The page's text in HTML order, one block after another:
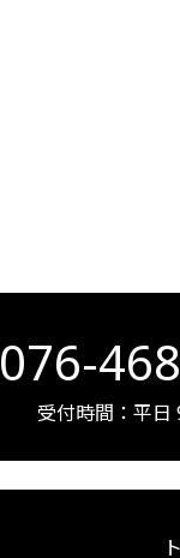
076-
受付時間：平日